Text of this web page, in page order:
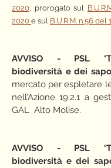
2020, prorogato sul
2020 e sul B.U.R.M. n.56
AVVISO - PSL
biodiversità e dei
mercato per espletare
nell’Azione 19.2.1 a
GAL Alto Molise.
AVVISO - PSL
biodiversità e dei